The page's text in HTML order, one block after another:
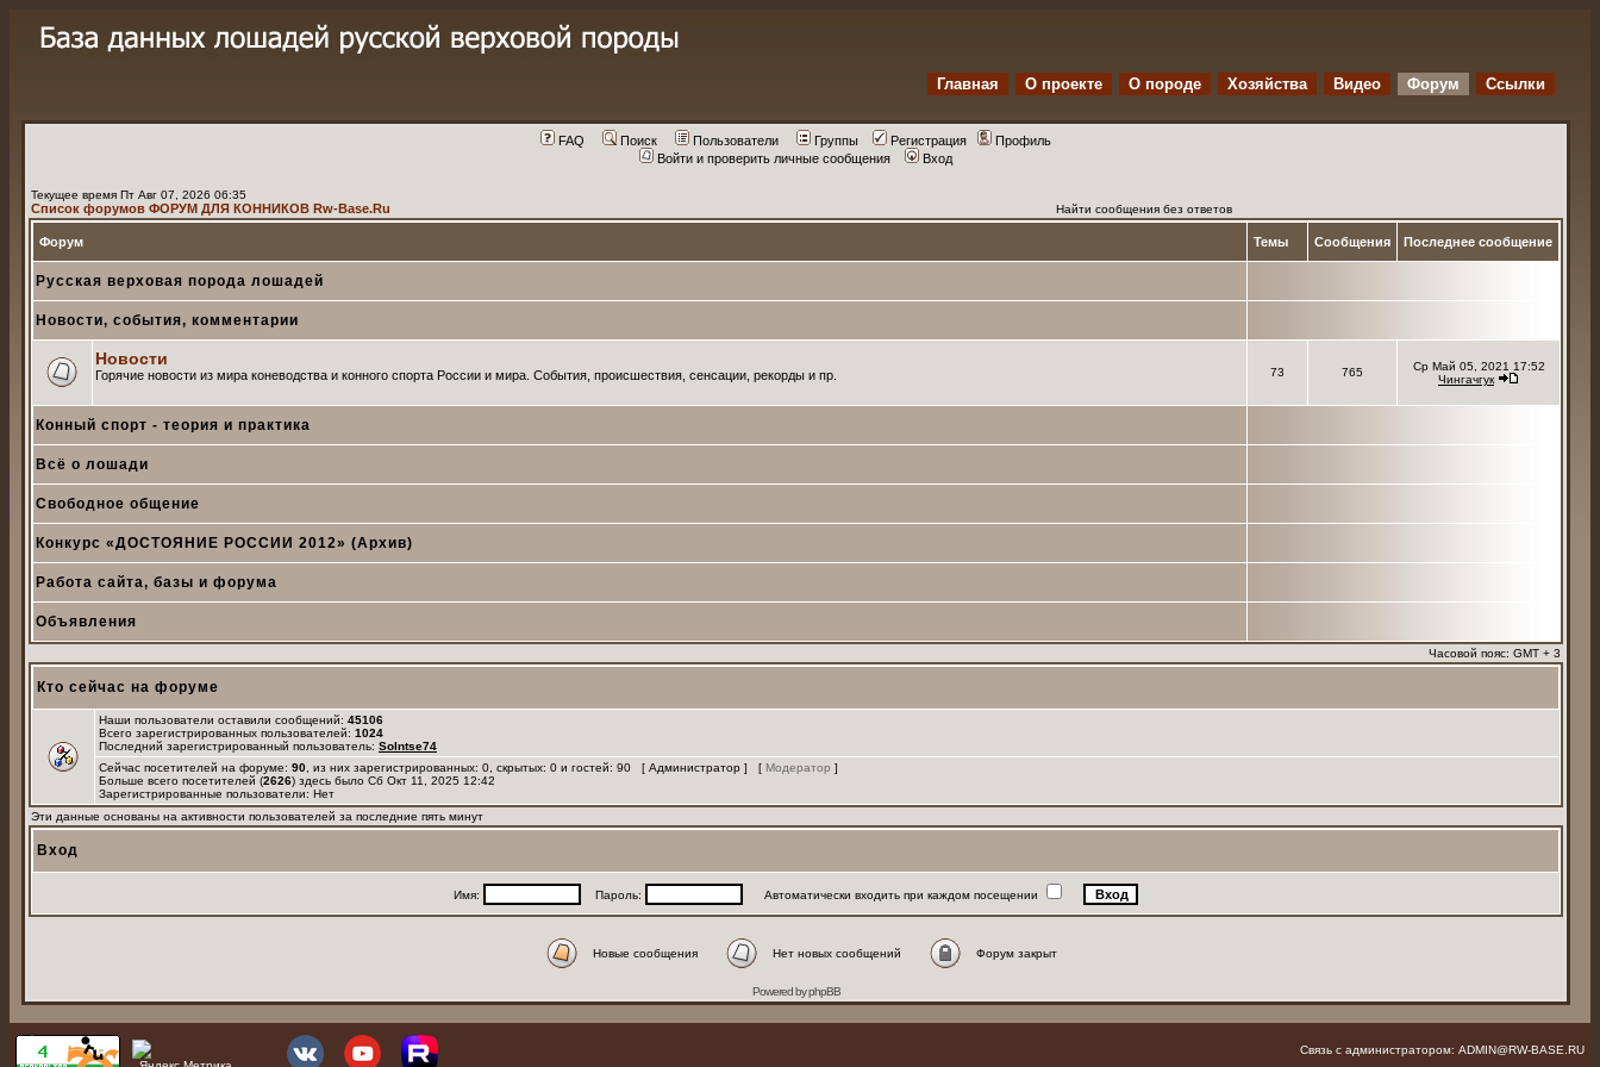
Главная О проекте O породе Хозяйства Видео Форум Ссылки
FAQ Поиск Пользователи Группы Регистрация
Профиль
Войти и проверить личные сообщения
Вход
Текущее время Пт Авг 07, 2026 06:35
Список форумов ФОРУМ ДЛЯ КОННИКОВ Rw-Base.Ru Найти сообщения без ответов
Форум Темы Сообщения Последнее сообщение
Русская верховая порода лошадей
Новости, события, комментарии
Новости
Горячие новости из мира коневодства и конного спорта России и мира. События, происшествия, сенсации, рекорды и пр. 73 765
Ср Май 05, 2021 17:52
Чингачгук
Конный спорт - теория и практика
Всё о лошади
Свободное общение
Конкурс «ДОСТОЯНИЕ РОССИИ 2012» (Архив)
Работа сайта, базы и форума
Объявления
Часовой пояс: GMT + 3
Кто сейчас на форуме
Наши пользователи оставили сообщений: 45106
Всего зарегистрированных пользователей: 1024
Последний зарегистрированный пользователь: Solntse74
Сейчас посетителей на форуме: 90 , из них зарегистрированных: 0, скрытых: 0 и гостей: 90 [ Администратор ] [ Модератор ]
Больше всего посетителей (2626) здесь было Сб Окт 11, 2025 12:42
Зарегистрированные пользователи: Нет
Эти данные основаны на активности пользователей за последние пять минут
Вход
Имя: Пароль: Автоматически входить при каждом посещении
Новые сообщения Нет новых сообщений Форум закрыт
Powered byphpBB
Связь с администратором: ADMIN@RW-BASE.RU